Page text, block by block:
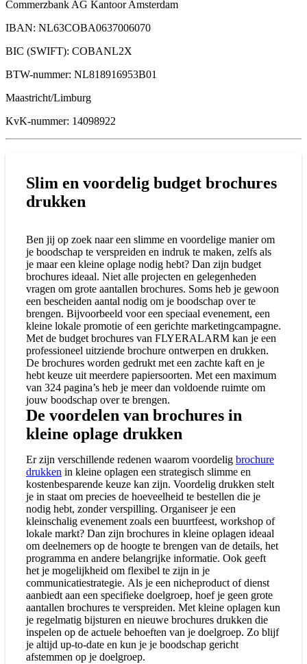
Commerzbank AG Kantoor Amsterdam
IBAN: NL63COBA0637006070
BIC (SWIFT): COBANL2X
BTW-nummer: NL818916953B01
Maastricht/Limburg
KvK-nummer: 14098922
Slim en voordelig budget brochures
drukken
Ben jij op zoek naar een slimme en voordelige manier om
je boodschap te verspreiden en indruk te maken, zelfs als
je maar een kleine oplage nodig hebt? Dan zijn budget
brochures ideaal. Niet alle projecten en gelegenheden
vragen om grote aantallen brochures. Soms heb je gewoon
een bescheiden aantal nodig om je boodschap over te
brengen. Bijvoorbeeld voor een speciaal evenement, een
kleine lokale promotie of een gerichte marketingcampagne.
Met de budget brochures van FLYERALARM kan je een
professioneel uitziende brochure ontwerpen en drukken.
De brochures worden gedrukt met een zachte kaft en je
hebt keuze uit meerdere papiersoorten. Met een maximum
van 324 pagina’s heb je meer dan voldoende ruimte om
jouw boodschap over te brengen.
De voordelen van brochures in
kleine oplage drukken
Er zijn verschillende redenen waarom voordelig brochure
drukken in kleine oplagen een strategisch slimme en
kostenbesparende keuze kan zijn. Voordelig drukken stelt
je in staat om precies de hoeveelheid te bestellen die je
nodig hebt, zonder verspilling. Organiseer je een
kleinschalig evenement zoals een buurtfeest, workshop of
lokale markt? Dan zijn brochures in kleine oplagen ideaal
om deelnemers op de hoogte te brengen van de details, het
programma en andere belangrijke informatie. Ook geeft
het je mogelijkheid om flexibel te zijn in je
communicatiestrategie. Als je een nicheproduct of dienst
aanbiedt aan een specifieke doelgroep, hoef je geen grote
aantallen brochures te verspreiden. Met kleine oplagen kun
je regelmatig bijsturen en nieuwe brochures drukken die
inspelen op de actuele behoeften van je doelgroep. Zo blijf
je altijd up-to-date en kun je je boodschap gericht
afstemmen op je doelgroep.